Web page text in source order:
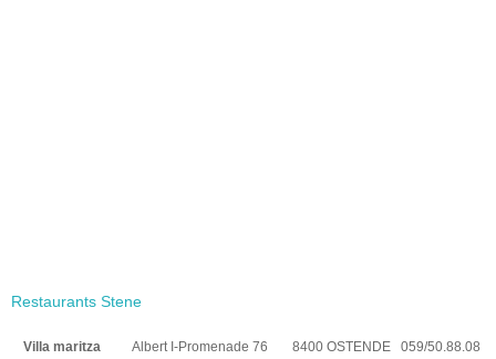
Restaurants Stene
Villa maritza Albert I-Promenade 76 8400 OSTENDE
059/50.88.08